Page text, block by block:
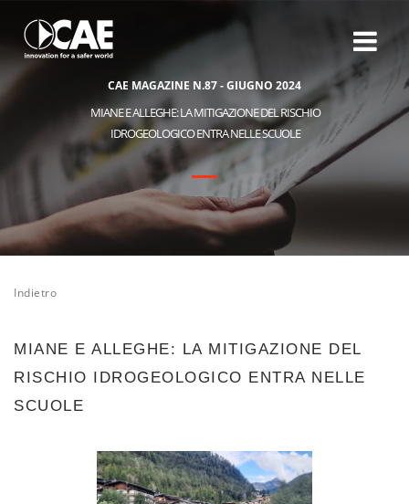
CAE MAGAZINE N.87-GIUGNO 2024
MIANE E ALLEGHE: LA MITIGAZIONE DEL RISCHIO
IDROGEOLOGICO ENTRA NELLE SCUOLE
Indietro
MIANE E ALLEGHE: LA MITIGAZIONE DEL
RISCHIO IDROGEOLOGICO ENTRA NELLE
SCUOLE